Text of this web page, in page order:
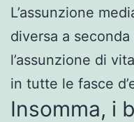
L’assunzione
diversa a seconda
l’assunzione di
in tutte le fasce
Insomma, i